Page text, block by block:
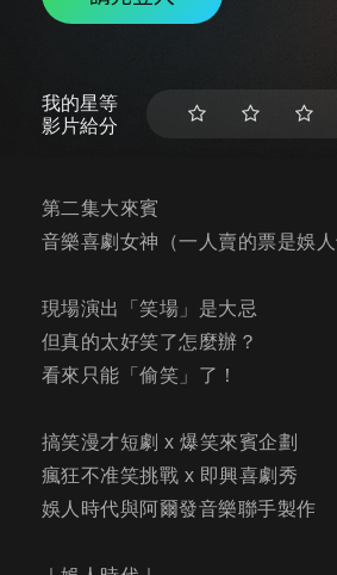
我的星等
影片給分
第二集大來賓
音樂喜劇女神（一人賣的票是娛
現場演出「笑場」是大忌
但真的太好笑了怎麼辦？
看來只能「偷笑」了！
搞笑漫才短劇 x 爆笑來賓企劃
瘋狂不准笑挑戰 x 即興喜劇秀
娛人時代與阿爾發音樂聯手製作